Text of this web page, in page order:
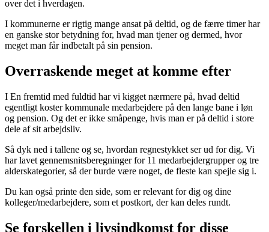
over det i hverdagen.
I kommunerne er rigtig mange ansat på deltid, og de færre timer har
en ganske stor betydning for, hvad man tjener og dermed, hvor
meget man får indbetalt på sin pension.
Overraskende meget at komme efter
I En fremtid med fuldtid har vi kigget nærmere på, hvad deltid
egentligt koster kommunale medarbejdere på den lange bane i løn
og pension. Og det er ikke småpenge, hvis man er på deltid i store
dele af sit arbejdsliv.
Så dyk ned i tallene og se, hvordan regnestykket ser ud for dig. Vi
har lavet gennemsnitsberegninger for 11 medarbejdergrupper og tre
alderskategorier, så der burde være noget, de fleste kan spejle sig i.
Du kan også printe den side, som er relevant for dig og dine
kolleger/medarbejdere, som et postkort, der kan deles rundt.
Se forskellen i livsindkomst for disse